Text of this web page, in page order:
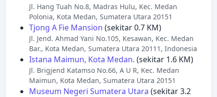
Jl. Hang Tuah No.8, Madras Hulu, Kec. Medan
Polonia, Kota Medan, Sumatera Utara 20151
Tjong A Fie Mansion (sekitar 0.7 KM)
Jl. Jend. Ahmad Yani No.105, Kesawan, Kec. Medan
Bar., Kota Medan, Sumatera Utara 20111, Indonesia
Istana Maimun, Kota Medan. (sekitar 1.6 KM)
Jl. Brigjend Katamso No.66, A U R, Kec. Medan
Maimun, Kota Medan, Sumatera Utara 20151
Museum Negeri Sumatera Utara (sekitar 3.2